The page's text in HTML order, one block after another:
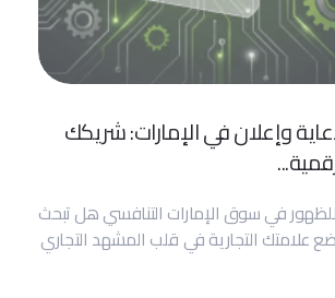
وإعلان في الإمارات: شريكك
في سوق الإمارات التنافسي هل تبحث
علامتك التجارية في قلب المشهد التجاري